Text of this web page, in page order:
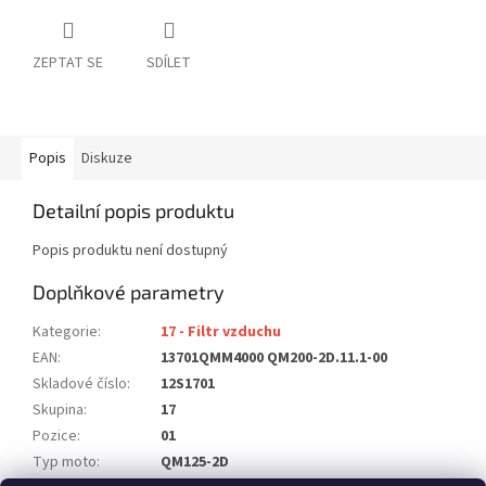
ZEPTAT SE SDÍLET
Popis Diskuze
Detailní popis produktu
Popis produktu není dostupný
Doplňkové parametry
Kategorie:
17 - Filtr vzduchu
EAN:
13701QMM4000 QM200-2D.11.1-00
Skladové číslo:
12S1701
Skupina:
17
Pozice:
01
Typ moto:
QM125-2D